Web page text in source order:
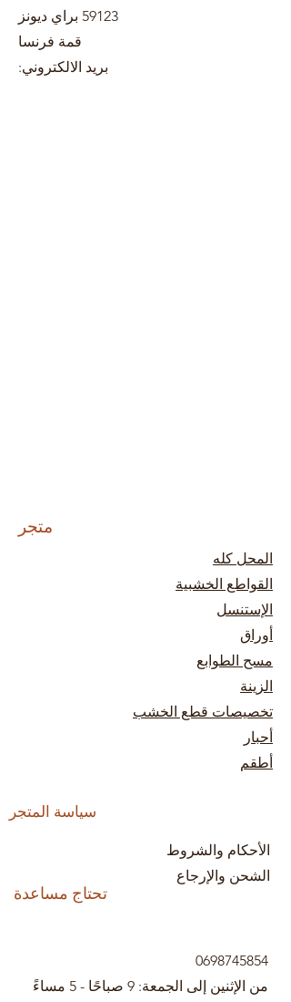
59123 براي ديونز
قمة فرنسا
بريد الالكتروني:
متجر
المحل كله
القواطع الخشبية
الإستنسل
أوراق
مسح الطوابع
الزينة
تخصيصات قطع الخشب
أحبار
أطقم
سياسة المتجر
الأحكام والشروط
الشحن والإرجاع
تحتاج مساعدة
0698745854
من الإثنين إلى الجمعة: 9 صباحًا - 5 مساءً